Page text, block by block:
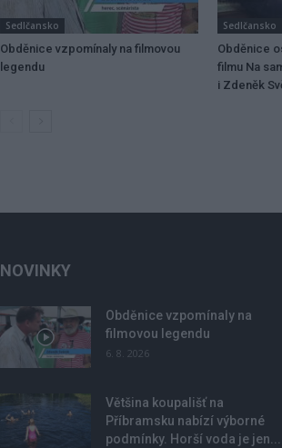
Sedlčansko
Obděnice vzpomínaly na filmovou
legendu
Sedlčansko
Obděnice
filmu Na
i Zdeněk
NOVINKY
Obděnice vzpomínaly na
filmovou legendu
6. 8. 2026
Většina koupališť na
Příbramsku nabízí výborné
podmínky. Horší voda je jen...